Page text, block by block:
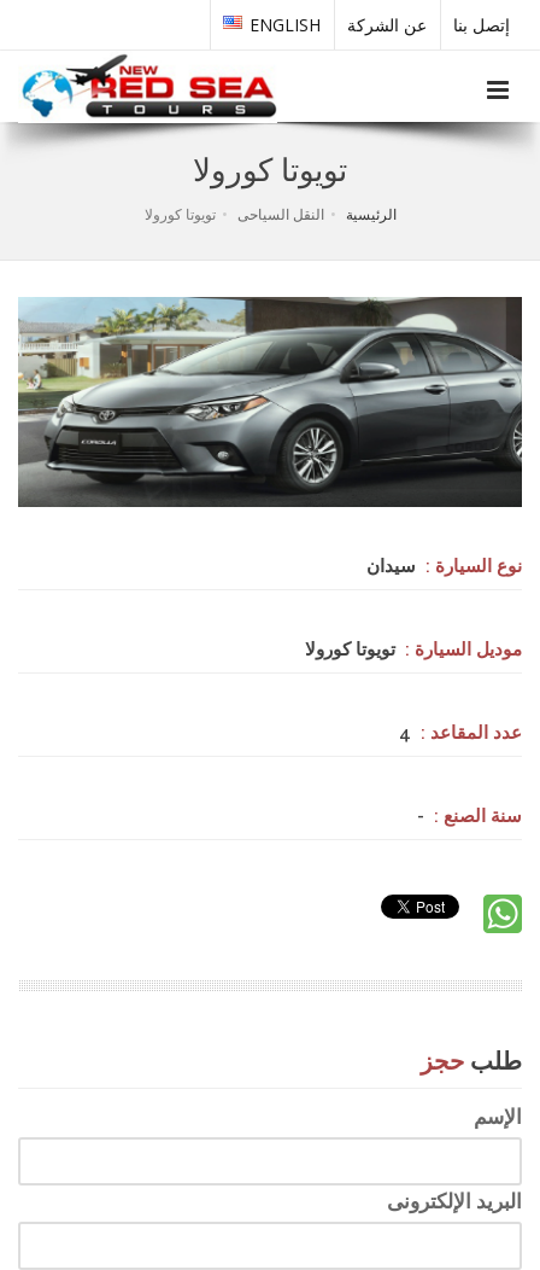
إتصل بنا عن الشركة ENGLISH
Toggle navigation
تويوتا كورولا
الرئيسية النقل السياحى تويوتا كورولا
نوع السيارة : سيدان
موديل السيارة : تويوتا كورولا
عدد المقاعد :
سنة الصنع : -
طلب حجز
الإسم
البريد الإلكترونى